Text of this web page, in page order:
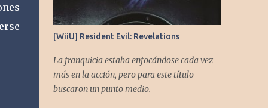
[WiiU] Resident Evil: Revelations
La franquicia estaba enfocándose cada vez
más en la acción, pero para este título
buscaron un punto medio.